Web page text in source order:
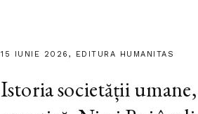
15 IUNIE 2026, EDITURA HUMANITAS
Istoria societății